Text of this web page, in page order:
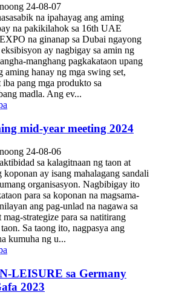
24-08-07
na ipahayag ang aming
na pakikilahok sa 16th UAE
na ginanap sa Dubai ngayong
ay nagbigay sa amin ng
manghang pagkakataon upang
aming hanay ng mga swing set,
iba pang mga produkto sa
madla. Ang ev...
mid-year meeting 2024
24-08-06
sa kalagitnaan ng taon at
koponan ay isang mahalagang sandali
organisasyon. Nagbibigay ito
para sa koponan na magsama-
ang pag-unlad na nagawa sa
mag-strategize para sa natitirang
Sa taong ito, nagpasya ang
kumuha ng u...
LEISURE sa Germany
2023